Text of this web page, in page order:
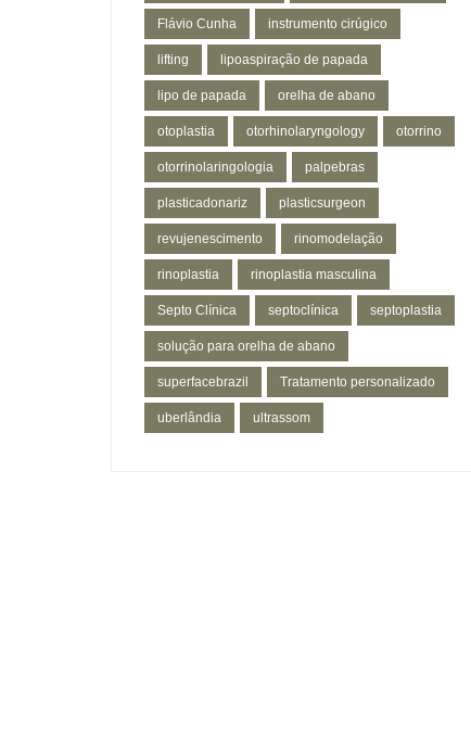
Flávio Cunha instrumento cirúgico
lifting lipoaspiração de papada
lipo de papada orelha de abano
otoplastia otorhinolaryngology otorrino
otorrinolaringologia palpebras
plasticadonariz plasticsurgeon
revujenescimento rinomodelação
rinoplastia rinoplastia masculina
Septo Clínica septoclínica septoplastia
solução para orelha de abano
superfacebrazil Tratamento personalizado
uberlândia ultrassom